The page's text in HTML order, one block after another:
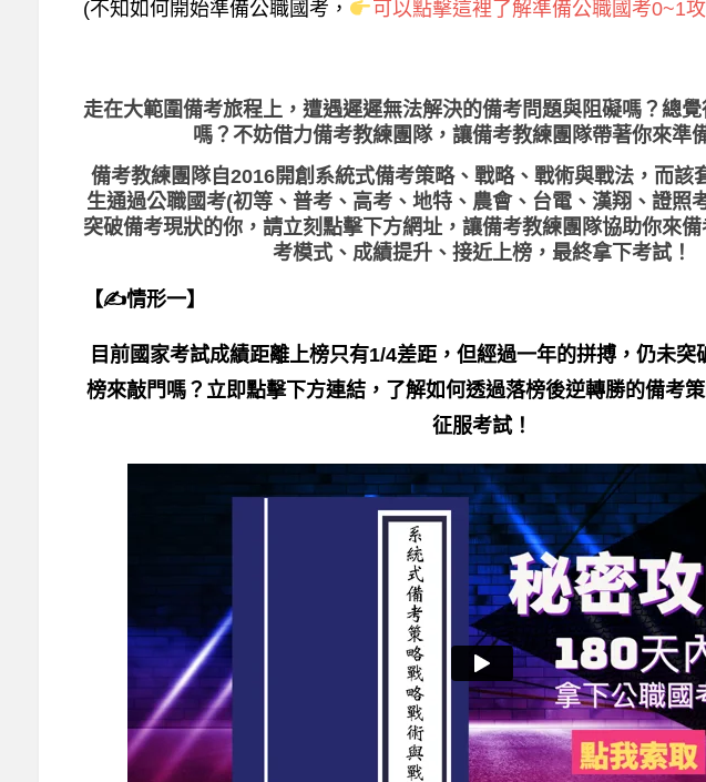
(不知如何開始準備公職國考， 可以點擊這裡了解準備公職國考0~1
走在大範圍備考旅程上， 遭遇遲遲無法解決的備考問題與阻礙嗎？總
嗎？不妨借力備考教練團隊，讓備考教練團隊帶著你來準
備考教練團隊自2016開創系統式備考策略、戰略、戰術與戰法，而該
生通過公職國考(初等、普考、高考、地特、農會、台電、漢翔、證照
突破備考現狀的你，請立刻點擊下方網址，讓備考教練團隊協助你來
考模式、成績提升、接近上榜，最終拿下考試！
【✍情形一】
目前國家考試成績距離上榜只有1/4差距，但經過一年的拼搏，仍未突
榜來敲門嗎？立即點擊下方連結，了解如何透過落榜後逆轉勝的備考
征服考試！